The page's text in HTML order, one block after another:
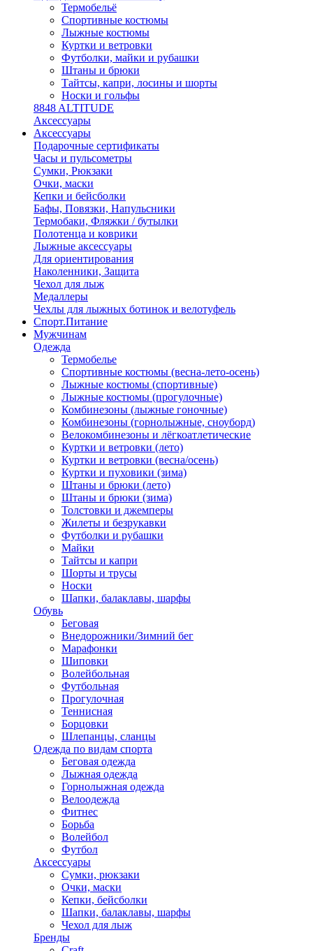
Термобельё
Спортивные костюмы
Лыжные костюмы
Куртки и ветровки
Футболки, майки и рубашки
Штаны и брюки
Тайтсы, капри, лосины и шорты
Носки и гольфы
8848 ALTITUDE
Аксессуары
Аксессуары
Подарочные сертификаты
Часы и пульсометры
Сумки, Рюкзаки
Очки, маски
Кепки и бейсболки
Бафы, Повязки, Напульсники
Термобаки, Фляжки / бутылки
Полотенца и коврики
Лыжные аксессуары
Для ориентирования
Наколенники, Защита
Чехол для лыж
Медаллеры
Чехлы для лыжных ботинок и велотуфель
Спорт.Питание
Мужчинам
Одежда
Термобелье
Спортивные костюмы (весна-лето-осень)
Лыжные костюмы (спортивные)
Лыжные костюмы (прогулочные)
Комбинезоны (лыжные гоночные)
Комбинезоны (горнолыжные, сноуборд)
Велокомбинезоны и лёгкоатлетические
Куртки и ветровки (лето)
Куртки и ветровки (весна/осень)
Куртки и пуховики (зима)
Штаны и брюки (лето)
Штаны и брюки (зима)
Толстовки и джемперы
Жилеты и безрукавки
Футболки и рубашки
Майки
Тайтсы и капри
Шорты и трусы
Носки
Шапки, балаклавы, шарфы
Обувь
Беговая
Внедорожники/Зимний бег
Марафонки
Шиповки
Волейбольная
Футбольная
Прогулочная
Теннисная
Борцовки
Шлепанцы, сланцы
Одежда по видам спорта
Беговая одежда
Лыжная одежда
Горнолыжная одежда
Велоодежда
Фитнес
Борьба
Волейбол
Футбол
Аксессуары
Сумки, рюкзаки
Очки, маски
Кепки, бейсболки
Шапки, балаклавы, шарфы
Чехол для лыж
Бренды